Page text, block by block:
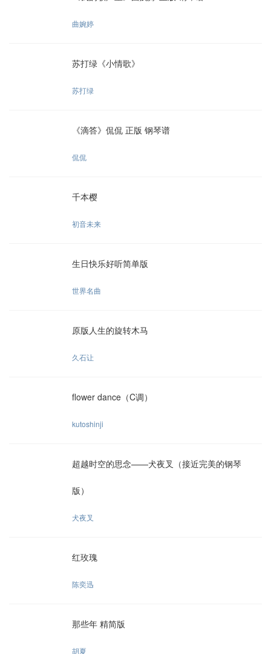
曲婉婷
苏打绿《小情歌》
苏打绿
《滴答》侃侃 正版 钢琴谱
侃侃
千本樱
初音未来
生日快乐好听简单版
世界名曲
原版人生的旋转木马
久石让
flower dance（C调）
kutoshinji
超越时空的思念——犬夜叉（接近完美的钢琴
版）
犬夜叉
红玫瑰
陈奕迅
那些年 精简版
胡夏